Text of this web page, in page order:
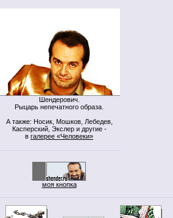
Шендерович.
Рыцарь непечатного образа.
А также: Носик, Мошков, Лебедев,
Касперский, Экслер и другие -
в галерее «Человеки»
моя кнопка